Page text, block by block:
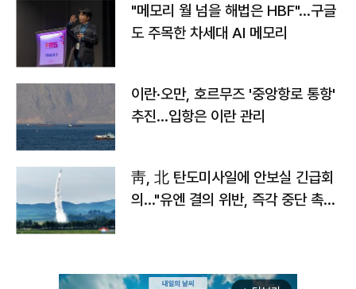
"메모리 월 넘을 해법은 HBF"…구글
도 주목한 차세대 AI 메모리
이란·오만, 호르무즈 '중앙항로 통항'
추진…입항은 이란 관리
靑, 北 탄도미사일에 안보실 긴급회
의…"유엔 결의 위반, 즉각 중단 촉